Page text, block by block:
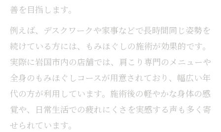
リラクゼーション重視のもみほぐし活用法
マッサージとの違いから学ぶもみほぐしの効果
効果で選ぶもみほぐしのメリット解説
もみほぐし60分の施術が生む満足感
岩国市で受けるもみほぐしの効果実例
もみほぐしと他施術の使い分けポイント
善を目指します。
例えば、デスクワークや家事などで長時間同じ姿勢を
続けている方には、もみほぐしの施術が効果的です。
実際に岩国市内の店舗では、肩こり専門のメニューや
全身のもみほぐしコースが用意されており、幅広い年
代の方が利用しています。施術後の軽やかな身体の感
覚や、日常生活での疲れにくさを実感する声も多く寄
せられています。